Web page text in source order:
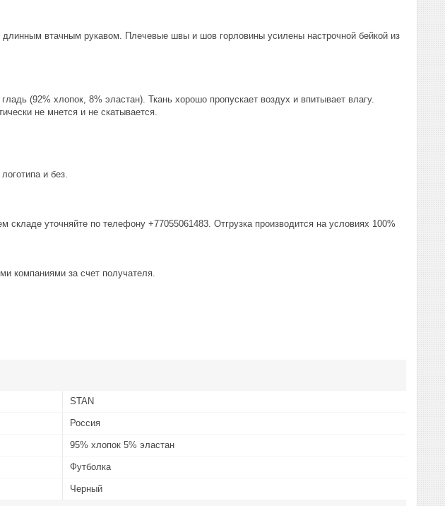
втачным рукавом. Плечевые швы и шов горловины усилены настрочной бейкой из
(92% хлопок, 8% эластан). Ткань хорошо пропускает воздух и впитывает влагу.
не мнется и не скатывается.
и без.
уточняйте по телефону +77055061483. Отгрузка производится на условиях 100%
компаниями за счет получателя.
STAN
Россия
95% хлопок 5% эластан
Футболка
Черный